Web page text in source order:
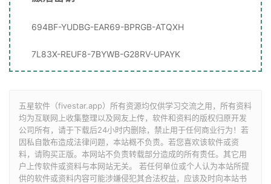
694BF-YUDBG-EAR69-BPRGB-ATQXH
7L83X-REUF8-7BYWB-G28RV-UPAYK
五星软件（fivestar.app）所有资源均仅供学习交流之用，所有资料
均为互联网上收集整理以及网友上传，软件和资料的版权归原开发
公司所有，请于下载后24小时内删除，禁止用于任何商业行为！若
因私自散布造成法律问题，本站概不负责。若您喜欢该软件或资
料，请购买正版。本网站不负责转载部分造成的所有责任。其它用
户上传软件或资料与本网站无关。 若任何单位或个人认为本站所提
供的软件或资料内容可能涉嫌侵犯其合法权益，应该及时向本站书